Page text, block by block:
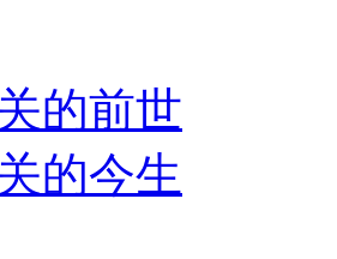
的前世
的今生